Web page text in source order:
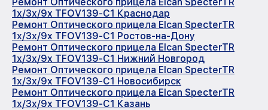
1x/3x/9x TFOV139-C1 Краснодар
Ремонт Оптического прицела Elcan SpecterTR
1x/3x/9x TFOV139-C1 Ростов-на-Дону
Ремонт Оптического прицела Elcan SpecterTR
1x/3x/9x TFOV139-C1 Нижний Новгород
Ремонт Оптического прицела Elcan SpecterTR
1x/3x/9x TFOV139-C1 Новосибирск
Ремонт Оптического прицела Elcan SpecterTR
1x/3x/9x TFOV139-C1 Казань